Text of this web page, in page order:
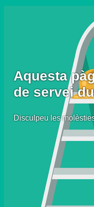
Aquesta
de servei
Disculpeu les